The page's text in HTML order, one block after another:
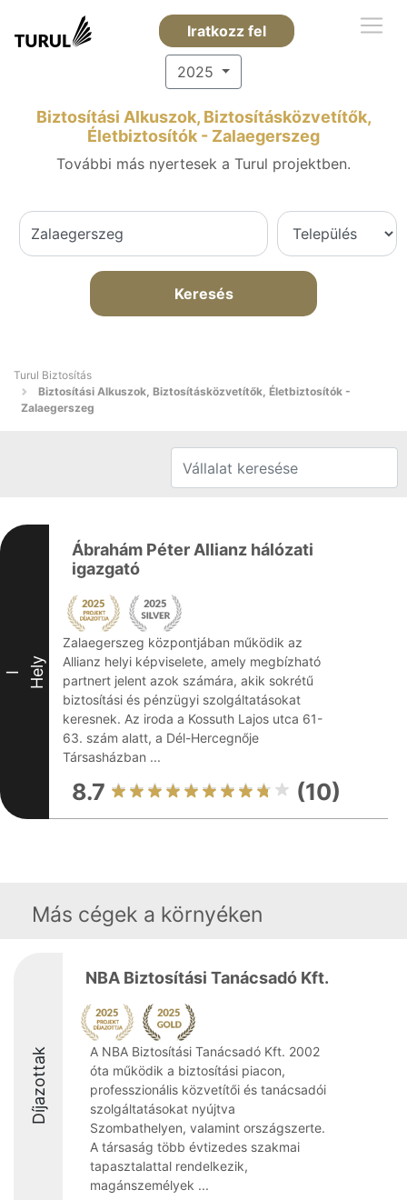
Iratkozz fel
2025
Biztosítási Alkuszok, Biztosításközvetítők,
Életbiztosítók - Zalaegerszeg
További más nyertesek a Turul projektben.
Keresés
Turul Biztosítás
Biztosítási Alkuszok, Biztosításközvetítők, Életbiztosítók -
Zalaegerszeg
I Hely
Ábrahám Péter Allianz hálózati
igazgató
Zalaegerszeg központjában működik az
Allianz helyi képviselete, amely megbízható
partnert jelent azok számára, akik sokrétű
biztosítási és pénzügyi szolgáltatásokat
keresnek. Az iroda a Kossuth Lajos utca 61-
63. szám alatt, a Dél-Hercegnője
Társasházban ...
8.7 (10)
Más cégek a környéken
Díjazottak
NBA Biztosítási Tanácsadó Kft.
A NBA Biztosítási Tanácsadó Kft. 2002
óta működik a biztosítási piacon,
professzionális közvetítői és tanácsadói
szolgáltatásokat nyújtva
Szombathelyen, valamint országszerte.
A társaság több évtizedes szakmai
tapasztalattal rendelkezik,
magánszemélyek ...